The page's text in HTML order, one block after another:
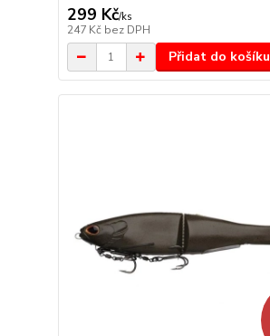
299 Kč/ks
247 Kč bez DPH
Přidat do košíku